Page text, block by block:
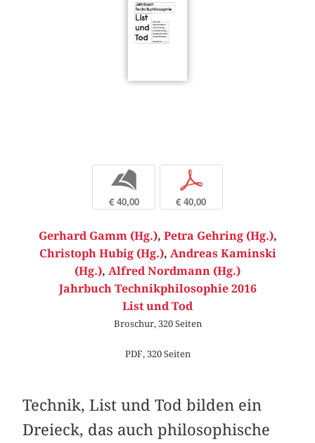
b
€ 40,00
p
€ 40,00
Gerhard Gamm (Hg.), Petra Gehring (Hg.),
Christoph Hubig (Hg.), Andreas Kaminski
(Hg.), Alfred Nordmann (Hg.)
Jahrbuch Technikphilosophie 2016
List und Tod
Broschur, 320 Seiten
PDF, 320 Seiten
Technik, List und Tod bilden ein
Dreieck, das auch philosophische